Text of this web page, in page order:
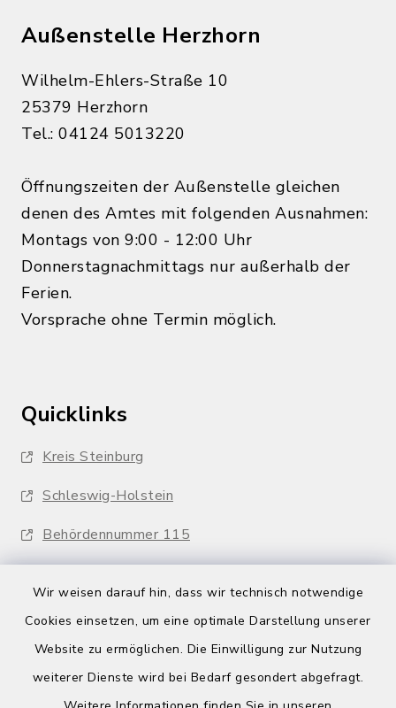
Wir weisen darauf hin, dass wir technisch notwendige
Cookies einsetzen, um eine optimale Darstellung unserer
Website zu ermöglichen. Die Einwilligung zur Nutzung
weiterer Dienste wird bei Bedarf gesondert abgefragt.
Außenstelle Herzhorn
Wilhelm-Ehlers-Straße 10
25379 Herzhorn
Tel.: 04124 5013220
Öffnungszeiten der Außenstelle gleichen
denen des Amtes mit folgenden Ausnahmen:
Montags von 9:00 - 12:00 Uhr
Donnerstagnachmittags nur außerhalb der
Ferien.
Vorsprache ohne Termin möglich.
Quicklinks
Kreis Steinburg
Schleswig-Holstein
Behördennummer 115